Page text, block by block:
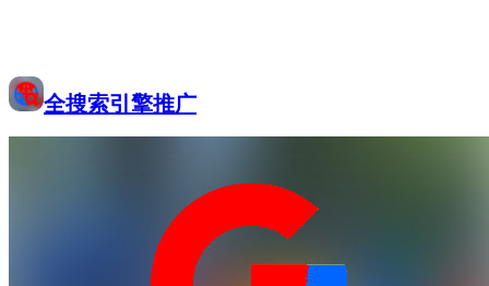
全搜索引擎推广